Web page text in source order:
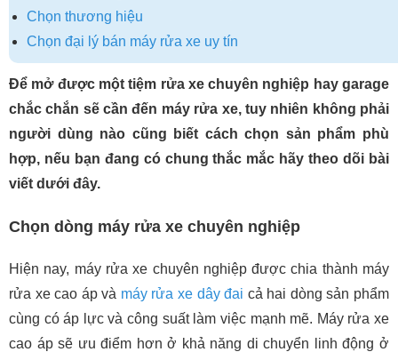
Chọn thương hiệu
Chọn đại lý bán máy rửa xe uy tín
Để mở được một tiệm rửa xe chuyên nghiệp hay garage
chắc chắn sẽ cần đến máy rửa xe, tuy nhiên không phải
người dùng nào cũng biết cách chọn sản phẩm phù
hợp, nếu bạn đang có chung thắc mắc hãy theo dõi bài
viết dưới đây.
Chọn dòng máy rửa xe chuyên nghiệp
Hiện nay, máy rửa xe chuyên nghiệp được chia thành máy
rửa xe cao áp và máy rửa xe dây đai cả hai dòng sản phẩm
cùng có áp lực và công suất làm việc mạnh mẽ. Máy rửa xe
cao áp sẽ ưu điểm hơn ở khả năng di chuyển linh động ở